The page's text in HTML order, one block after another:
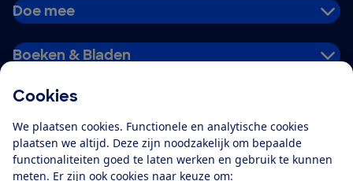
Cookies
We plaatsen cookies. Functionele en analytische cookies
plaatsen we altijd. Deze zijn noodzakelijk om bepaalde
functionaliteiten goed te laten werken en gebruik te kunnen
meten. Er zijn ook cookies naar keuze om:
Doe mee
Boeken & Bladen
Alles over de